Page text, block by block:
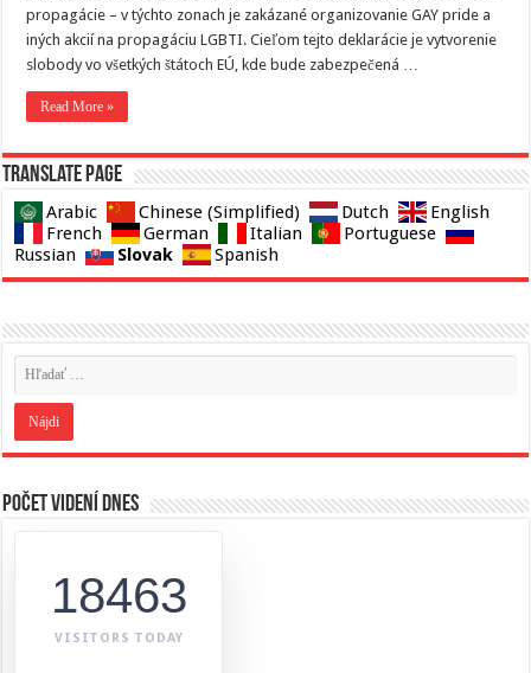
propagácie – v týchto zonach je zakázané organizovanie GAY pride a
iných akcií na propagáciu LGBTI. Cieľom tejto deklarácie je vytvorenie
slobody vo všetkých štátoch EÚ, kde bude zabezpečená …
Read More »
Translate page
Arabic Chinese (Simplified) Dutch
English
French
German Italian
Portuguese
Russian
Slovak Spanish
Počet videní dnes
18463
VISITORS TODAY